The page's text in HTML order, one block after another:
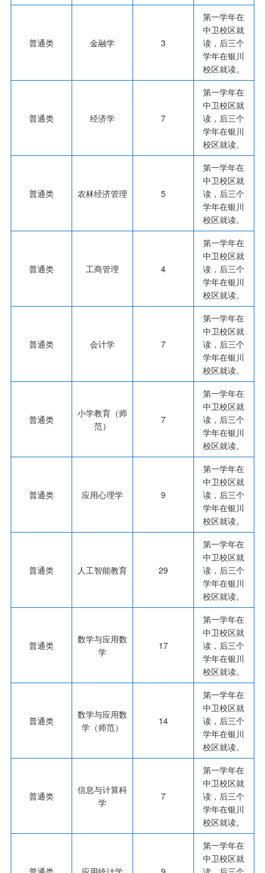
普通类 金融学 3
第一学年在
中卫校区就
读，后三个
学年在银川
校区就读。
普通类 经济学 7
第一学年在
中卫校区就
读，后三个
学年在银川
校区就读。
普通类 农林经济管理 5
第一学年在
中卫校区就
读，后三个
学年在银川
校区就读。
普通类 工商管理 4
第一学年在
中卫校区就
读，后三个
学年在银川
校区就读。
普通类 会计学 7
第一学年在
中卫校区就
读，后三个
学年在银川
校区就读。
普通类
小学教育（师
范）
7
第一学年在
中卫校区就
读，后三个
学年在银川
校区就读。
普通类 应用心理学 9
第一学年在
中卫校区就
读，后三个
学年在银川
校区就读。
普通类 人工智能教育 29
第一学年在
中卫校区就
读，后三个
学年在银川
校区就读。
普通类
数学与应用数
学
17
第一学年在
中卫校区就
读，后三个
学年在银川
校区就读。
普通类
数学与应用数
学（师范）
14
第一学年在
中卫校区就
读，后三个
学年在银川
校区就读。
普通类
信息与计算科
学
7
第一学年在
中卫校区就
读，后三个
学年在银川
校区就读。
第一学年在
中卫校区就